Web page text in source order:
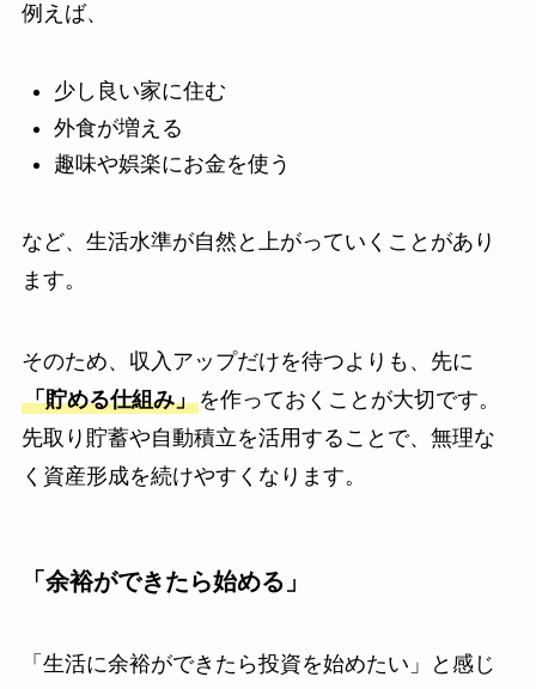
例えば、
少し良い家に住む
外食が増える
趣味や娯楽にお金を使う
など、生活水準が自然と上がっていくことがあり
ます。
そのため、収入アップだけを待つよりも、先に
「貯める仕組み」を作っておくことが大切です。
先取り貯蓄や自動積立を活用することで、無理な
く資産形成を続けやすくなります。
「余裕ができたら始める」
「生活に余裕ができたら投資を始めたい」と感じ